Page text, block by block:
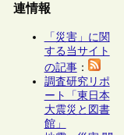
連情報
「災害」に関
する当サイト
の記事：
調査研究リポ
ート「東日本
大震災と図書
館」